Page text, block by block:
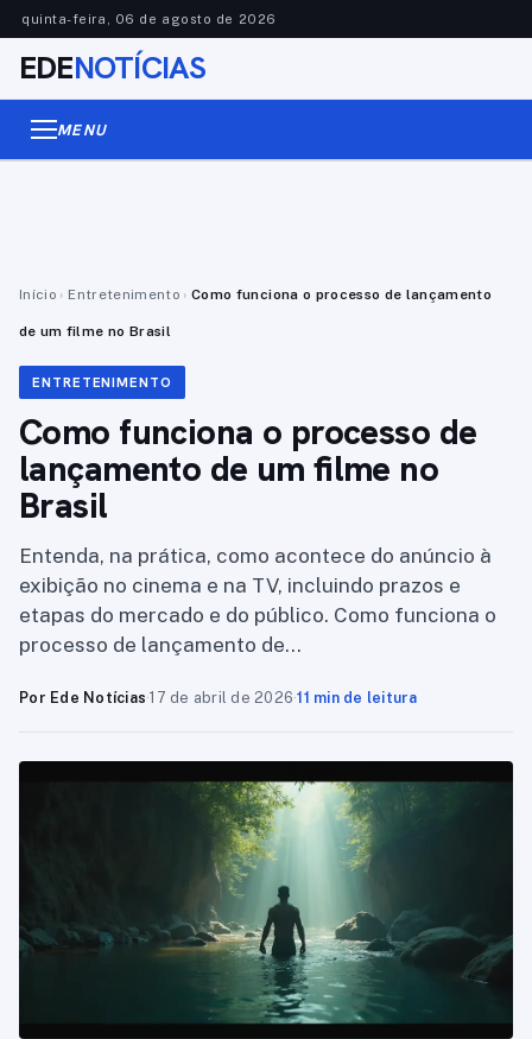
quinta-feira, 06 de agosto de 2026
EDENOTÍCIAS
MENU
Início › Entretenimento › Como funciona o processo de lançamento
de um filme no Brasil
ENTRETENIMENTO
Como funciona o processo de
lançamento de um filme no
Brasil
Entenda, na prática, como acontece do anúncio à
exibição no cinema e na TV, incluindo prazos e
etapas do mercado e do público. Como funciona o
processo de lançamento de…
Por Ede Notícias·17 de abril de 2026·11 min de leitura